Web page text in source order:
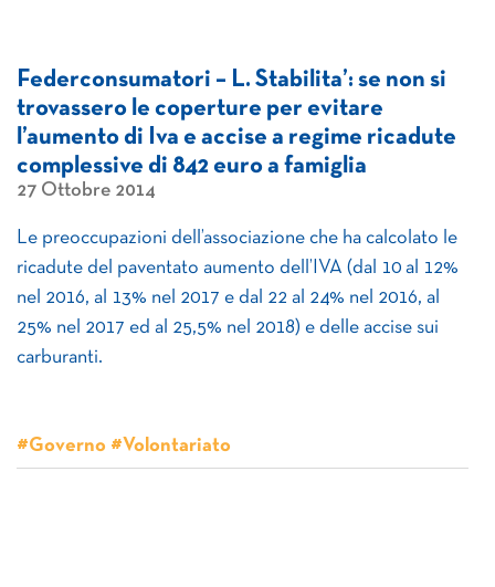
Federconsumatori – L. Stabilita’: se non si
trovassero le coperture per evitare
l’aumento di Iva e accise a regime ricadute
complessive di 842 euro a famiglia
27 Ottobre 2014
Le preoccupazioni dell’associazione che ha calcolato le
ricadute del paventato aumento dell’IVA (dal 10 al 12%
nel 2016, al 13% nel 2017 e dal 22 al 24% nel 2016, al
25% nel 2017 ed al 25,5% nel 2018) e delle accise sui
carburanti.
#Governo #Volontariato